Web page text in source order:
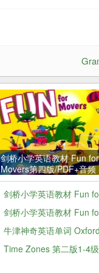
剑桥小学英语教材 Fun for
Movers第四版/PDF+音频
+配套资料
剑桥小学英语教材 Fun
剑桥小学英语教材 Fun
牛津神奇英语单词
Time Zones 第二版1-4